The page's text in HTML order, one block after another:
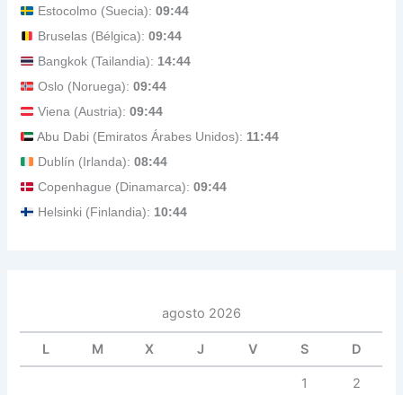
Estocolmo (Suecia):09:44
Bruselas (Bélgica):09:44
Bangkok (Tailandia): 14:44
Oslo (Noruega):09:44
Viena (Austria):09:44
Abu Dabi (Emiratos Árabes Unidos): 11:44
Dublín (Irlanda):08:44
Copenhague (Dinamarca):09:44
Helsinki (Finlandia): 10:44
agosto 2026
L M X J V S D
1
2